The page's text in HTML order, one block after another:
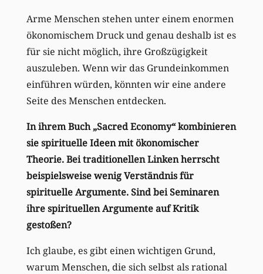
Arme Menschen stehen unter einem enormen
ökonomischem Druck und genau deshalb ist es
für sie nicht möglich, ihre Großzügigkeit
auszuleben. Wenn wir das Grundeinkommen
einführen würden, könnten wir eine andere
Seite des Menschen entdecken.
In ihrem Buch „Sacred Economy“ kombinieren
sie spirituelle Ideen mit ökonomischer
Theorie. Bei traditionellen Linken herrscht
beispielsweise wenig Verständnis für
spirituelle Argumente. Sind bei Seminaren
ihre spirituellen Argumente auf Kritik
gestoßen?
Ich glaube, es gibt einen wichtigen Grund,
warum Menschen, die sich selbst als rational